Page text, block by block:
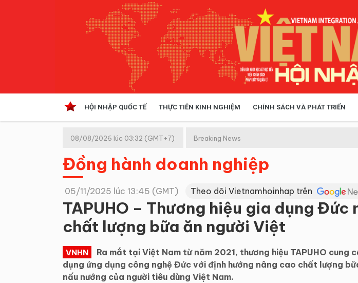
HỘI NHẬP QUỐC TẾ THỰC TIỄN KINH NGHIỆM CHÍNH SÁCH VÀ PHÁT TRIỂN
Kinh tế hội nhập
Doanh nghiệp
08/08/2026 lúc 03:32 (GMT+7) Breaking News
Đồng hành doanh nghiệp
05/11/2025 lúc 13:45 (GMT) Theo dõi Vietnamhoinhap trên
TAPUHO – Thương hiệu gia dụng Đức
chất lượng bữa ăn người Việt
VNHN
Ra mắt tại Việt Nam từ năm 2021, thương hiệu TAPUHO cung
dụng ứng dụng công nghệ Đức với định hướng nâng cao chất lượng
nấu nướng của người tiêu dùng Việt Nam.